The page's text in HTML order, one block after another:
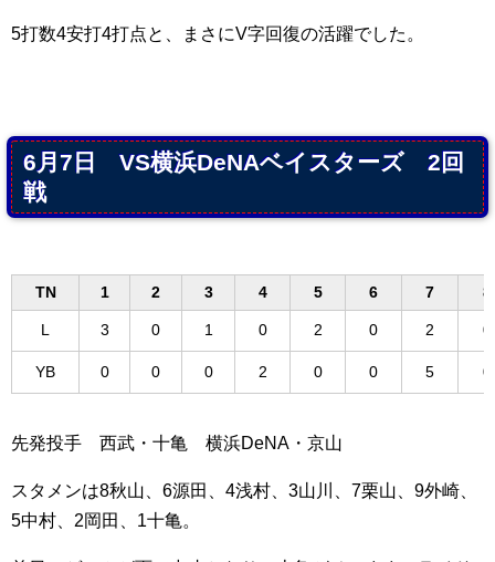
5打数4安打4打点と、まさにV字回復の活躍でした。
6月7日 VS横浜DeNAベイスターズ 2回
戦
TN 1 2 3 4 5 6 7 8
L 3 0 1 0 2 0 2 0
YB 0 0 0 2 0 0 5 0
先発投手 西武・十亀 横浜DeNA・京山
スタメンは8秋山、6源田、4浅村、3山川、7栗山、9外崎、
5中村、2岡田、1十亀。